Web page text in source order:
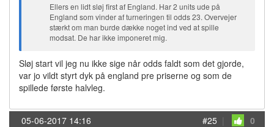
Ellers en lidt sløj first af England. Har 2 units ude på
England som vinder af turneringen til odds 23. Overvejer
stærkt om man burde dække noget ind ved at spille
modsat. De har ikke imponeret mig.
Sløj start vil jeg nu ikke sige når odds faldt som det gjorde,
var jo vildt styrt dyk på england pre priserne og som de
spillede første halvleg.
05-06-2017 14:16 #25 | 0